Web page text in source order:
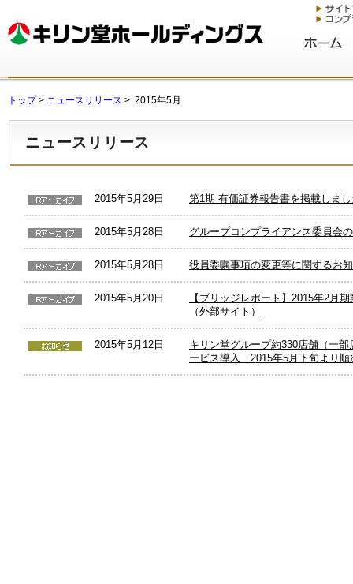
トップ> ニュースリリース > 2015年5月
ニュースリリース
2015年5月29日 第1期 有価証券報告書を掲載しま
2015年5月28日 グループコンプライアンス委員会
2015年5月28日 役員委嘱事項の変更等に関するお
2015年5月20日
【ブリッジレポート】2015年2月
（外部サイト）
2015年5月12日
キリン堂グループ約330店舗（一
ービス導入 2015年5月下旬より順